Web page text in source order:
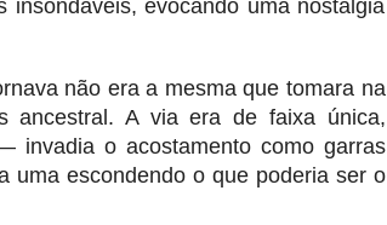
evocando uma nostalgia
não era a mesma que tomara na
ancestral. A via era de faixa única,
invadia o acostamento como garras
uma escondendo o que poderia ser o